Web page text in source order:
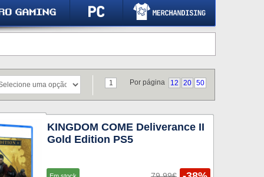
anuncia livestream para o Fallout Day
Por página 12 20 50
1
KINGDOM COME Deliverance II
Gold Edition PS5